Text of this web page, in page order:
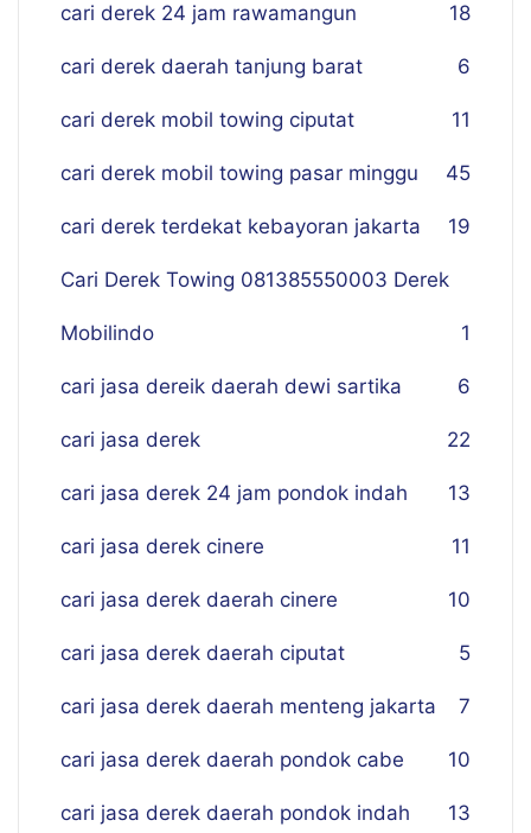
cari derek 24 jam rawamangun 18
cari derek daerah tanjung barat 6
cari derek mobil towing ciputat 11
cari derek mobil towing pasar minggu 45
cari derek terdekat kebayoran jakarta 19
Cari Derek Towing 081385550003 Derek
Mobilindo 1
cari jasa dereik daerah dewi sartika 6
cari jasa derek 22
cari jasa derek 24 jam pondok indah 13
cari jasa derek cinere 11
cari jasa derek daerah cinere 10
cari jasa derek daerah ciputat 5
cari jasa derek daerah menteng jakarta 7
cari jasa derek daerah pondok cabe 10
cari jasa derek daerah pondok indah 13